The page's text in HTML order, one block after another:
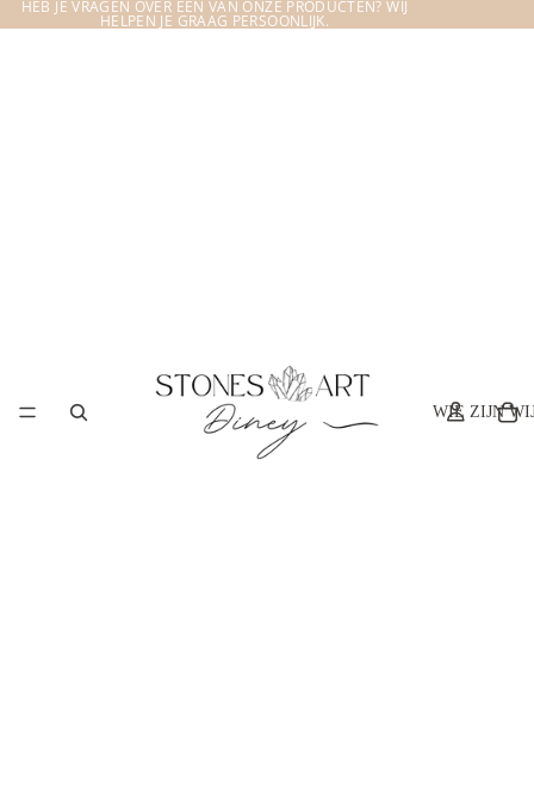
HEB JE VRAGEN OVER EEN VAN ONZE PRODUCTEN? WIJ
HELPEN JE GRAAG PERSOONLIJK.
WIE ZIJN